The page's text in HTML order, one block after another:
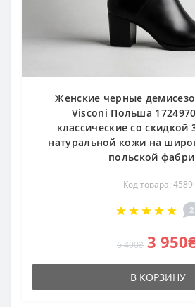
Женские черные
Visconi Польша
классические со скидкой
натуральной кожи на
польской
Код товара: 4589
2
6 490₴ 3
В КОРЗИНУ